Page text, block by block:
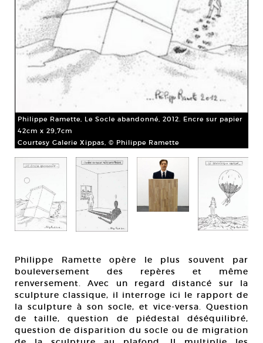
Philippe Ramette, Le Socle abandonné, 2012. Encre sur papier
42cm x 29,7cm
Courtesy Galerie Xippas, © Philippe Ramette
Philippe Ramette opère le plus souvent par
bouleversement des repères et même
renversement. Avec un regard distancé sur la
sculpture classique, il interroge ici le rapport de
la sculpture à son socle, et vice-versa. Question
de taille, question de piédestal déséquilibré,
question de disparition du socle ou de migration